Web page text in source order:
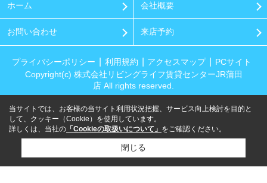
ホーム 会社概要
お問い合わせ 来店予約
プライバシーポリシー 利用規約 アクセスマップ
PCサイト
Copyright(c) 株式会社リビングライフ賃貸センターJR蒲田
店 All rights reserved.
当サイトでは、お客様の当サイト利用状況把握、サービス向上検討を目的と
して、クッキー（Cookie）を使用しています。
詳しくは、当社の 「Cookieの取扱いについて」 をご確認ください。
閉じる